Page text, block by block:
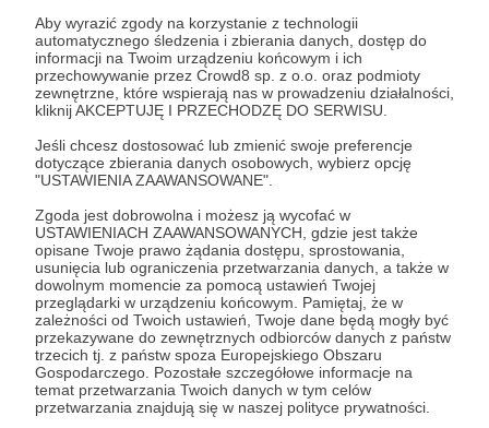
Aby wyrazić zgody na korzystanie z technologii
automatycznego śledzenia i zbierania danych, dostęp do
informacji na Twoim urządzeniu końcowym i ich
przechowywanie przez Crowd8 sp. z o.o. oraz podmioty
zewnętrzne, które wspierają nas w prowadzeniu działalności,
kliknij AKCEPTUJĘ I PRZECHODZĘ DO SERWISU.
Jeśli chcesz dostosować lub zmienić swoje preferencje
dotyczące zbierania danych osobowych, wybierz opcję
"USTAWIENIA ZAAWANSOWANE".
Zgoda jest dobrowolna i możesz ją wycofać w
USTAWIENIACH ZAAWANSOWANYCH, gdzie jest także
opisane Twoje prawo żądania dostępu, sprostowania,
usunięcia lub ograniczenia przetwarzania danych, a także w
dowolnym momencie za pomocą ustawień Twojej
przeglądarki w urządzeniu końcowym. Pamiętaj, że w
zależności od Twoich ustawień, Twoje dane będą mogły być
przekazywane do zewnętrznych odbiorców danych z państw
trzecich tj. z państw spoza Europejskiego Obszaru
Gospodarczego. Pozostałe szczegółowe informacje na
temat przetwarzania Twoich danych w tym celów
przetwarzania znajdują się w naszej polityce prywatności.
Albert Świdziński Chiny Indie Kaukaz
NATO Rosja Syria Ukraina Weekly Brief
Udostępnij
Strategy&Future
Zobacz profil autora